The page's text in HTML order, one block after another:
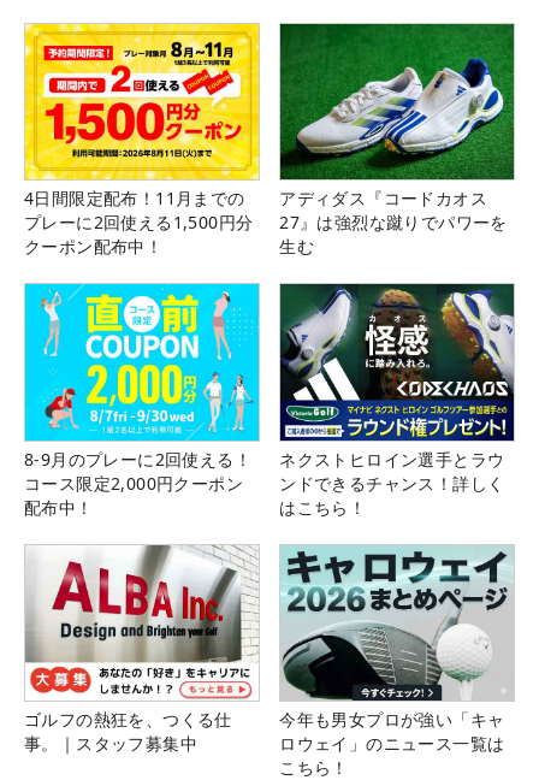
4日間限定配布！11月までの
プレーに2回使える1,500円分
クーポン配布中！
アディダス『コードカオス
27』は強烈な蹴りでパワーを
生む
8-9月のプレーに2回使える！
コース限定2,000円クーポン
配布中！
ネクストヒロイン選手とラウ
ンドできるチャンス！詳しく
はこちら！
ゴルフの熱狂を、つくる仕
事。｜スタッフ募集中
今年も男女プロが強い「キャ
ロウェイ」のニュース一覧は
こちら！